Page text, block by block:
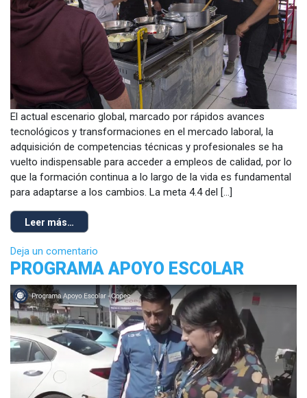
El actual escenario global, marcado por rápidos avances
tecnológicos y transformaciones en el mercado laboral, la
adquisición de competencias técnicas y profesionales se ha
vuelto indispensable para acceder a empleos de calidad, por lo
que la formación continua a lo largo de la vida es fundamental
para adaptarse a los cambios. La meta 4.4 del […]
Leer más…
Deja un comentario
PROGRAMA APOYO ESCOLAR